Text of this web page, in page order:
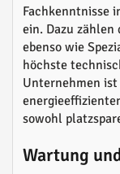
Fachkenntnisse
ein. Dazu
ebenso wie
höchste
Unternehmen
sowohl
Wartung